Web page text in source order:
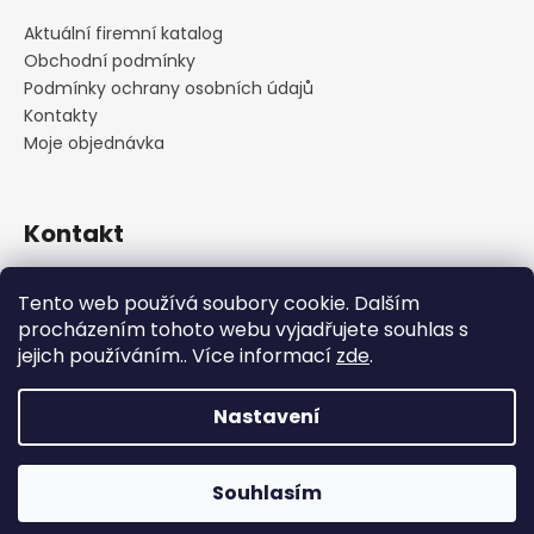
Tento web používá soubory cookie. Dalším
procházením tohoto webu vyjadřujete souhlas s
jejich používáním.. Více informací zde.
Nastavení
Souhlasím
Aktuální firemní katalog
Obchodní podmínky
Podmínky ochrany osobních údajů
Kontakty
Moje objednávka
Kontakt
+420 222 316 990
https://www.facebook.com/cskarlin
Copyright 2026Concept Store Karlín. Všechna práva
Upravit nastavení cookies